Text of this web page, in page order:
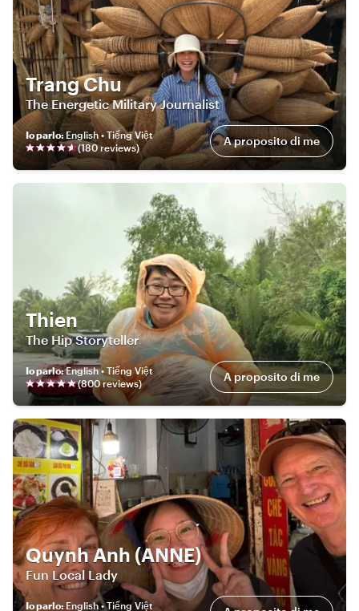
Trang Chu
The Energetic Military Journalist
Io parlo: English • Tiếng Việt
(180reviews) A proposito di me
Thien
The Hip Storyteller
Io parlo:English • Tiếng Việt
(800reviews) A proposito di me
Quynh Anh (ANNE)
Fun Local Lady
Io parlo: English • Tiếng Việt